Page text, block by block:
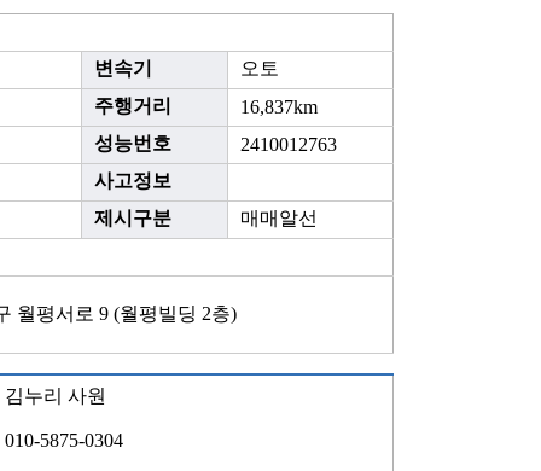
변속기
오토
주행거리
16,837km
성능번호
2410012763
사고정보
제시구분
매매알선
월평서로 9 (월평빌딩 2층)
김누리 사원
010-5875-0304